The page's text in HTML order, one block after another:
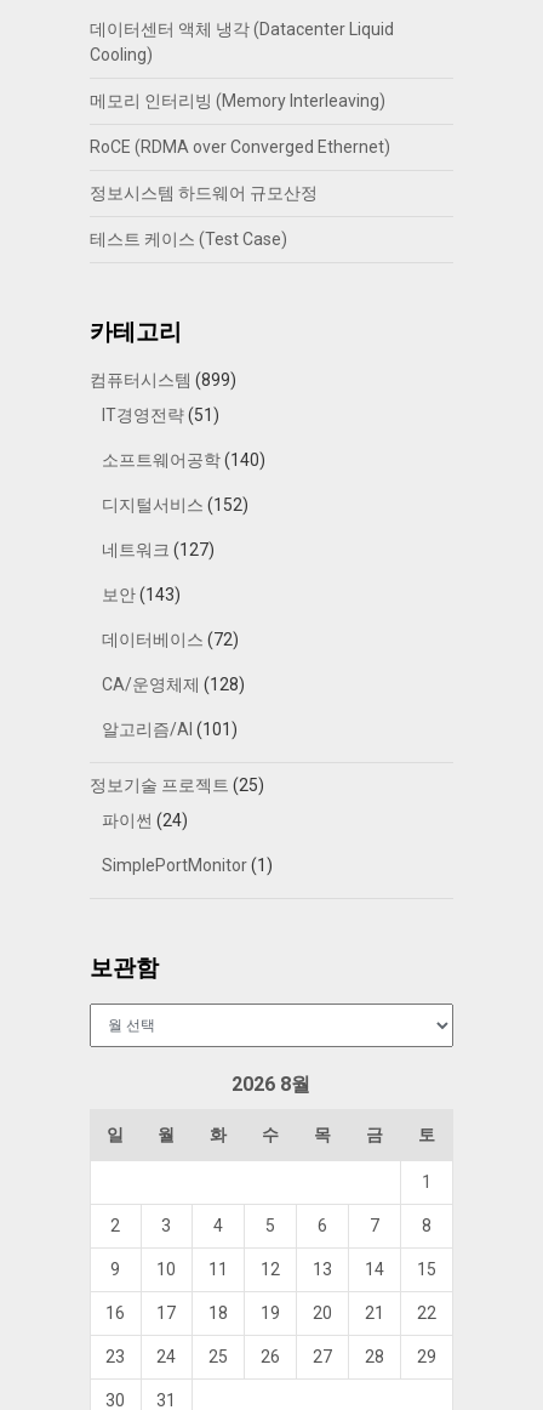
데이터센터 액체 냉각 (Datacenter Liquid
Cooling)
메모리 인터리빙 (Memory Interleaving)
RoCE (RDMA over Converged Ethernet)
정보시스템 하드웨어 규모산정
테스트 케이스 (Test Case)
카테고리
컴퓨터시스템 (899)
IT경영전략(51)
소프트웨어공학(140)
디지털서비스 (152)
네트워크 (127)
보안(143)
데이터베이스 (72)
CA/운영체제 (128)
알고리즘/AI (101)
정보기술 프로젝트 (25)
파이썬 (24)
SimplePortMonitor(1)
보관함
2026 8월
일 월 화 수 목 금 토
1
2 3 4 5 6 7 8
9 10 11 12 13 14 15
16 17 18 19 20 21 22
23 24 25 26 27 28 29
30 31